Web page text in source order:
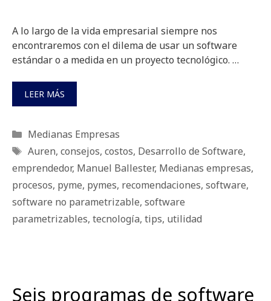
A lo largo de la vida empresarial siempre nos
encontraremos con el dilema de usar un software
estándar o a medida en un proyecto tecnológico. …
LEER MÁS
Categorías
Medianas Empresas
Etiquetas
Auren, consejos, costos, Desarrollo de Software,
emprendedor, Manuel Ballester, Medianas empresas,
procesos, pyme, pymes, recomendaciones, software,
software no parametrizable, software
parametrizables, tecnología, tips, utilidad
Seis programas de software